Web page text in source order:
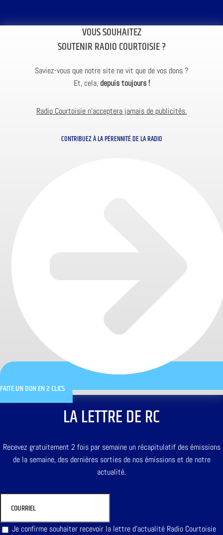
VOUS SOUHAITEZ
SOUTENIR RADIO COURTOISIE ?
Saviez-vous que notre site ne vit que de vos dons ?
Et, cela, depuis toujours !
Radio Courtoisie n’acceptera jamais de publicités.
CONTRIBUEZ À LA PÉRENNITÉ DE LA RADIO
FAITE UN DON EN 2 CLICS
LA LETTRE DE RC
Recevez gratuitement 2 fois par semaine un récapitulatif des émissions
de la semaine, des dernières sorties de nos émissions et de notre
actualité.
Je confirme souhaiter recevoir la lettre d'actualité Radio Courtoisie